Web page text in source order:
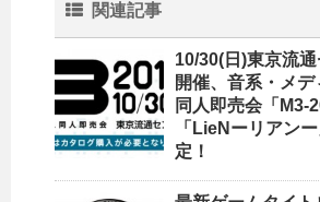
関連記事
10/30(日)東京流
開催、音系・メ
同人即売会「M3-
「LieNーリアン
定！